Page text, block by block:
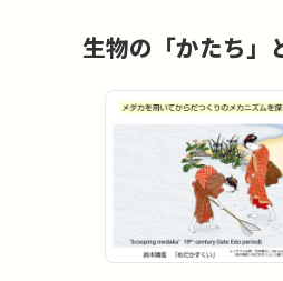
生物の「かたち」